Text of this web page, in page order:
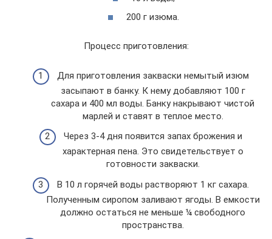
200 г изюма.
Процесс приготовления:
Для приготовления закваски немытый изюм
засыпают в банку. К нему добавляют 100 г
сахара и 400 мл воды. Банку накрывают чистой
марлей и ставят в теплое место.
Через 3-4 дня появится запах брожения и
характерная пена. Это свидетельствует о
готовности закваски.
В 10 л горячей воды растворяют 1 кг сахара.
Полученным сиропом заливают ягоды. В емкости
должно остаться не меньше ¼ свободного
пространства.